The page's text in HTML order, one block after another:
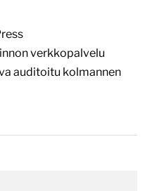
verkkopalvelu
auditoitu kolmannen